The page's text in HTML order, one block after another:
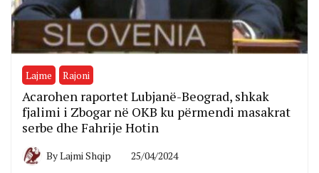
Lajme Rajoni
Acarohen raportet Lubjanë-Beograd, shkak
fjalimi i Zbogar në OKB ku përmendi masakrat
serbe dhe Fahrije Hotin
ByLajmi Shqip 25/04/2024